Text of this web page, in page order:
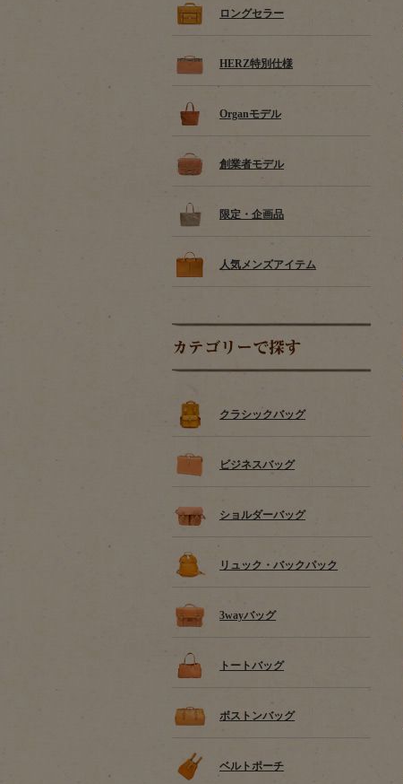
ロングセラー
HERZ特別仕様
Organモデル
創業者モデル
限定・企画品
人気メンズアイテム
カテゴリーで探す
クラシックバッグ
ビジネスバッグ
ショルダーバッグ
リュック・バックパック
3wayバッグ
トートバッグ
ボストンバッグ
ベルトポーチ